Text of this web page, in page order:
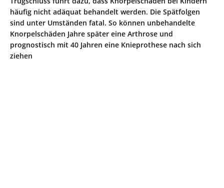
häufig nicht adäquat behandelt werden. Die Spätfolgen
sind unter Umständen fatal. So können unbehandelte
Knorpelschäden Jahre später eine Arthrose und
prognostisch mit 40 Jahren eine Knieprothese nach sich
ziehen